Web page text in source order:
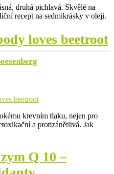
druhá pichlavá. Skvělé na
recept na sedmikrásky v oleji.
loves beetroot
krevním tlaku, nejen pro
a protizánětlivá. Jak
Q 10 –